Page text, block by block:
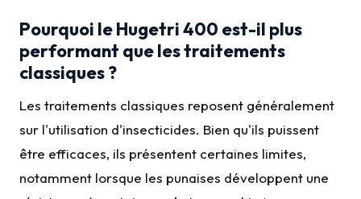
Pourquoi le Hugetri 400 est-il plus
performant que les traitements
classiques ?
Les traitements classiques reposent généralement
sur l'utilisation d'insecticides. Bien qu'ils puissent
être efficaces, ils présentent certaines limites,
notamment lorsque les punaises développent une